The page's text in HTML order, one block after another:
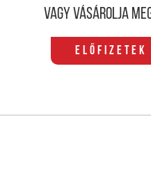
Vagy vásárolja
Előfizetek